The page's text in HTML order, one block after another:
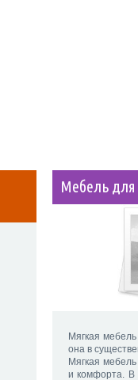
Мебель
Мягкая
она в
Мягкая
и комфорта. В